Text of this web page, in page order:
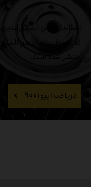
دریافت ایزو ۹۰۰۱